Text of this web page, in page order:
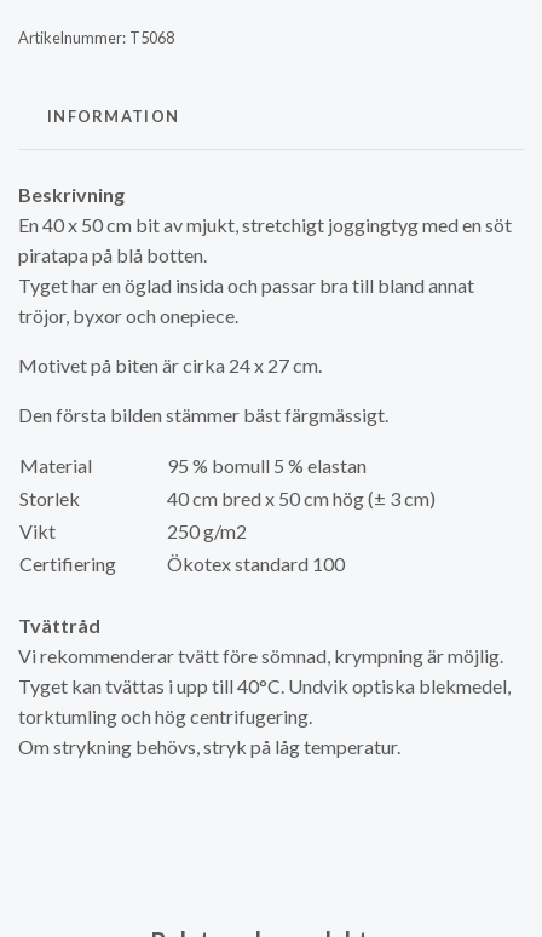
Artikelnummer: T5068
INFORMATION
Beskrivning
En 40 x 50 cm bit av mjukt, stretchigt joggingtyg med en söt
piratapa på blå botten.
Tyget har en öglad insida och passar bra till bland annat
tröjor, byxor och onepiece.
Motivet på biten är cirka 24 x 27 cm.
Den första bilden stämmer bäst färgmässigt.
Material
95 % bomull 5 % elastan
Storlek
40 cm bred x 50 cm hög (± 3 cm)
Vikt
250 g/m2
Certifiering
Ökotex standard 100
Tvättråd
Vi rekommenderar tvätt före sömnad, krympning är möjlig.
Tyget kan tvättas i upp till 40°C. Undvik optiska blekmedel,
torktumling och hög centrifugering.
Om strykning behövs, stryk på låg temperatur.